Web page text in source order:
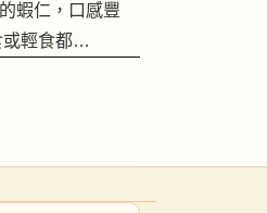
蝦仁，口感豐
或輕食都…